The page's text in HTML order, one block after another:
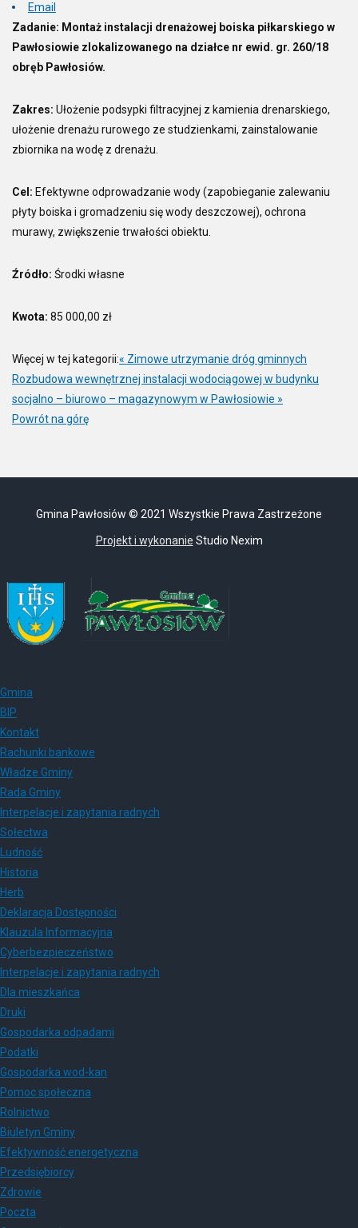
Email
Zadanie: Montaż instalacji drenażowej boiska piłkarskiego w
Pawłosiowie zlokalizowanego na działce nr ewid. gr. 260/18
obręb Pawłosiów.
Zakres: Ułożenie podsypki filtracyjnej z kamienia drenarskiego,
ułożenie drenażu rurowego ze studzienkami, zainstalowanie
zbiornika na wodę z drenażu.
Cel: Efektywne odprowadzanie wody (zapobieganie zalewaniu
płyty boiska i gromadzeniu się wody deszczowej), ochrona
murawy, zwiększenie trwałości obiektu.
Źródło: Środki własne
Kwota: 85 000,00 zł
Więcej w tej kategorii:« Zimowe utrzymanie dróg gminnych
Rozbudowa wewnętrznej instalacji wodociągowej w budynku
socjalno – biurowo – magazynowym w Pawłosiowie »
Powrót na górę
Gmina Pawłosiów © 2021 Wszystkie Prawa Zastrzeżone
Projekt i wykonanie Studio Nexim
Gmina
BIP
Kontakt
Rachunki bankowe
Władze Gminy
Rada Gminy
Interpelacje i zapytania radnych
Sołectwa
Ludność
Historia
Herb
Deklaracja Dostępności
Klauzula Informacyjna
Cyberbezpieczeństwo
Interpelacje i zapytania radnych
Dla mieszkańca
Druki
Gospodarka odpadami
Podatki
Gospodarka wod-kan
Pomoc społeczna
Rolnictwo
Biuletyn Gminy
Efektywność energetyczna
Przedsiębiorcy
Zdrowie
Poczta